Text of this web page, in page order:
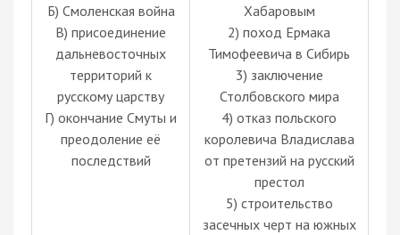
Б) Смоленская война
В) присоединение
дальневосточных
территорий к
русскому царству
Г) окончание Смуты и
преодоление её
последствий
Хабаровым
2) поход Ермака
Тимофеевича в Сибирь
3) заключение
Столбовского мира
4) отказ польского
королевича Владислава
от претензий на русский
престол
5) строительство
засечных черт на южных